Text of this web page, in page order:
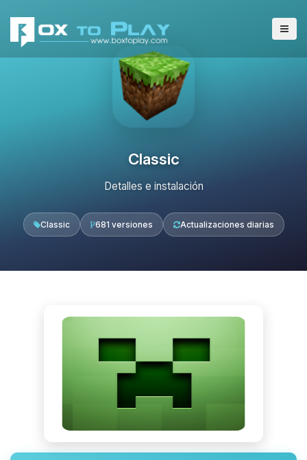
Classic
Detalles e instalación
Classic 681 versiones Actualizaciones diarias